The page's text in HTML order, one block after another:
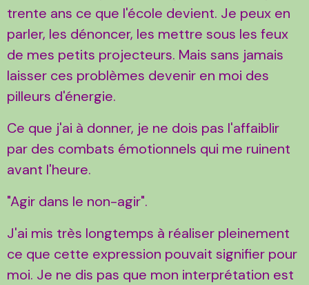
trente ans ce que l'école devient. Je peux en
parler, les dénoncer, les mettre sous les feux
de mes petits projecteurs. Mais sans jamais
laisser ces problèmes devenir en moi des
pilleurs d'énergie.
Ce que j'ai à donner, je ne dois pas l'affaiblir
par des combats émotionnels qui me ruinent
avant l'heure.
"Agir dans le non-agir".
J'ai mis très longtemps à réaliser pleinement
ce que cette expression pouvait signifier pour
moi. Je ne dis pas que mon interprétation est